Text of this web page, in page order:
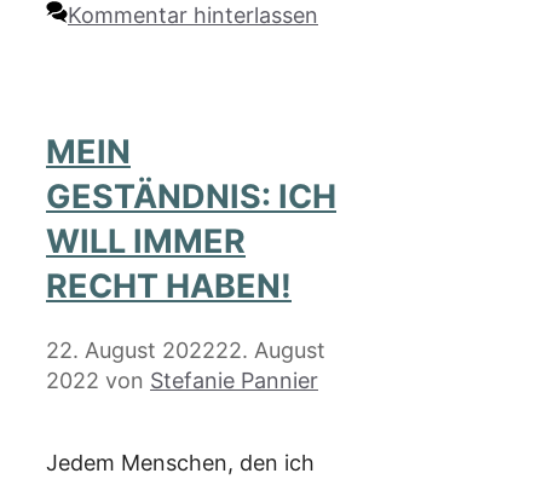
Kommentar hinterlassen
MEIN
GESTÄNDNIS: ICH
WILL IMMER
RECHT HABEN!
22. August 202222. August
2022 von Stefanie Pannier
Jedem Menschen, den ich